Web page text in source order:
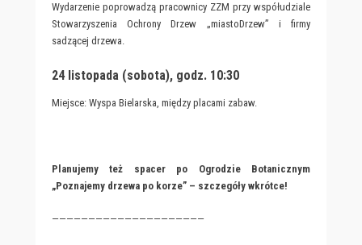
Wydarzenie poprowadzą pracownicy ZZM przy współudziale
Stowarzyszenia Ochrony Drzew „miastoDrzew” i firmy
sadzącej drzewa.
24 listopada (sobota), godz. 10:30
Miejsce: Wyspa Bielarska, między placami zabaw.
Planujemy też spacer po Ogrodzie Botanicznym
„Poznajemy drzewa po korze” – szczegóły wkrótce!
—————————————————————